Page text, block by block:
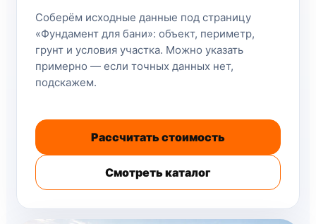
Соберём исходные данные под страницу
«Фундамент для бани»: объект, периметр,
грунт и условия участка. Можно указать
примерно — если точных данных нет,
подскажем.
Рассчитать стоимость
Смотреть каталог